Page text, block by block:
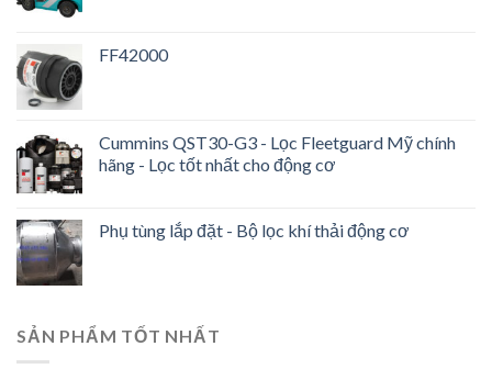
FF42000
Cummins QST30-G3 - Lọc Fleetguard Mỹ chính
hãng - Lọc tốt nhất cho động cơ
Phụ tùng lắp đặt - Bộ lọc khí thải động cơ
SẢN PHẨM TỐT NHẤT